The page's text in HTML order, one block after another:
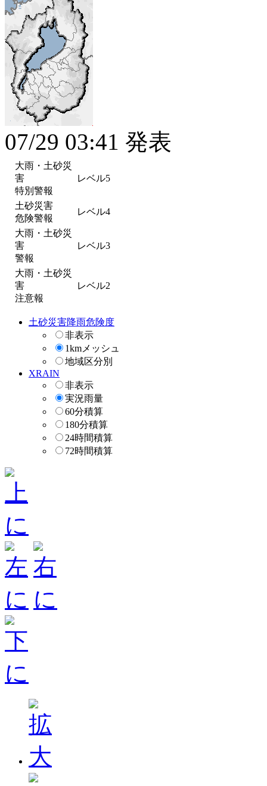
07/29 03:41 発表
大雨・土砂災
害
特別警報
レベル5
土砂災害
危険警報
レベル4
大雨・土砂災
害
警報
レベル3
大雨・土砂災
害
注意報
レベル2
土砂災害降雨危険度
非表示
1kmメッシュ
地域区分別
XRAIN
非表示
実況雨量
60分積算
180分積算
24時間積算
72時間積算